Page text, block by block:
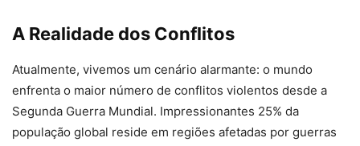
A Realidade dos Conflitos
Atualmente, vivemos um cenário alarmante: o mundo
enfrenta o maior número de conflitos violentos desde a
Segunda Guerra Mundial. Impressionantes 25% da
população global reside em regiões afetadas por guerras